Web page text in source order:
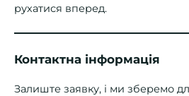
рухатися вперед.
Контактна інформація
Залиште заявку, і ми зберемо